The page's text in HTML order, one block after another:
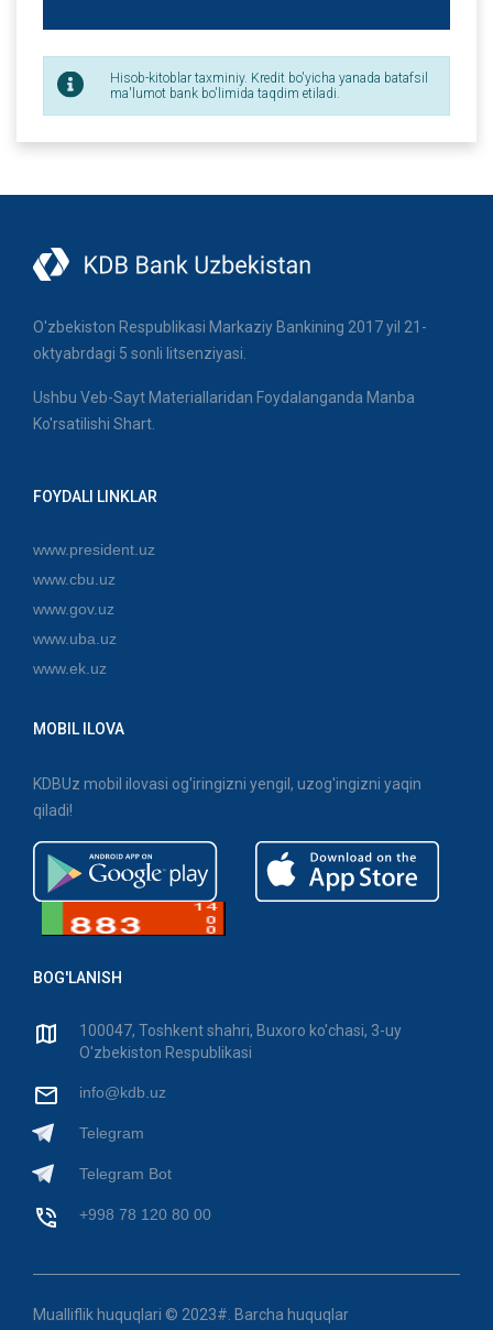
Hisob-kitoblar taxminiy. Kredit bo'yicha yanada batafsil
ma'lumot bank bo'limida taqdim etiladi.
O'zbekiston Respublikasi Markaziy Bankining 2017 yil 21-
oktyabrdagi 5 sonli litsenziyasi.
Ushbu Veb-Sayt Materiallaridan Foydalanganda Manba
Ko'rsatilishi Shart.
FOYDALI LINKLAR
www.president.uz
www.cbu.uz
www.gov.uz
www.uba.uz
www.ek.uz
MOBIL ILOVA
KDBUz mobil ilovasi og'iringizni yengil, uzog'ingizni yaqin
qiladi!
BOG'LANISH
100047, Toshkent shahri, Buxoro ko'chasi, 3-uy
O'zbekiston Respublikasi
info@kdb.uz
Telegram
Telegram Bot
+998 78 120 80 00
Mualliflik huquqlari © 2023#. Barcha huquqlar